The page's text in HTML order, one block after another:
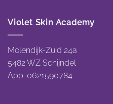
Violet Skin Academy
Molendijk-Zuid 24a
5482 WZ Schijndel
App: 0621590784